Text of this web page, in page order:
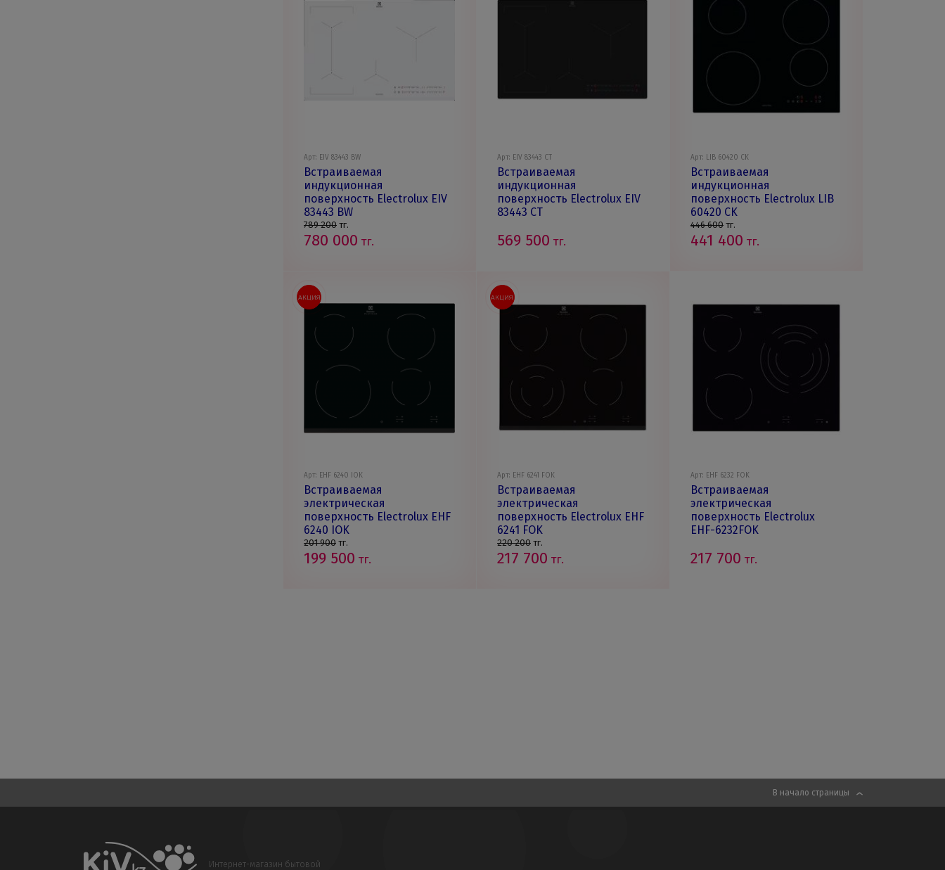
Арт: EIV 83443 BW
Встраиваемая
индукционная
поверхность Electrolux EIV
83443 BW
789 200 тг.
780 000 тг.
Арт: EIV 83443 CT
Встраиваемая
индукционная
поверхность Electrolux EIV
83443 CT
569 500 тг.
Арт: LIB 60420 CK
Встраиваемая
индукционная
поверхность Electrolux LIB
60420 CK
446 600тг.
441 400 тг.
Арт: EHF 6240 IOK
Встраиваемая
электрическая
поверхность Electrolux EHF
6240 IOK
201 900 тг.
199 500 тг.
АКЦИЯ
Арт: EHF 6241 FOK
Встраиваемая
электрическая
поверхность Electrolux EHF
6241 FOK
220 200тг.
217 700 тг.
АКЦИЯ
Арт: EHF 6232 FOK
Встраиваемая
электрическая
поверхность Electrolux
EHF-6232FOK
217 700 тг.
В начало страницы
Интернет-магазин бытовой